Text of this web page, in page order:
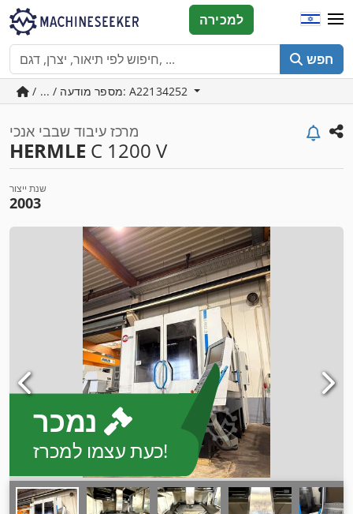
חפש
למכירה
/ ... / מספר מודעה: A22134252
מרכז עיבוד שבבי אנכי
HERMLE C 1200 V
שנת ייצור
2003
כעת עצמו למכרז!